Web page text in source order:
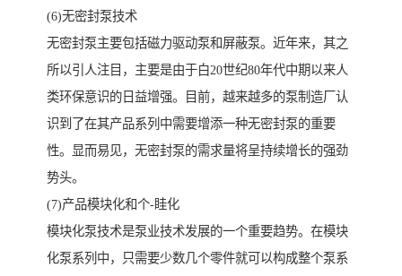
(6)无密封泵技术
无密封泵主要包括磁力驱动泵和屏蔽泵。近年来，其之
所以引人注目，主要是由于白20世纪80年代中期以来人
类环保意识的日益增强。目前，越来越多的泵制造厂认
识到了在其产品系列中需要增添一种无密封泵的重要
性。显而易见，无密封泵的需求量将呈持续增长的强劲
势头。
(7)产品模块化和个-眭化
模块化泵技术是泵业技术发展的一个重要趋势。在模块
化泵系列中，只需要少数几个零件就可以构成整个泵系